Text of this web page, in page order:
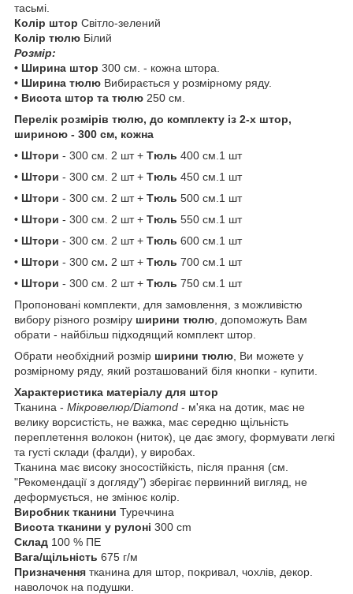
тасьмі.
Колір штор Світло-зелений
Колір тюлю Білий
Розмір:
• Ширина штор 300 см. - кожна штора.
• Ширина тюлю Вибирається у розмірному ряду.
• Висота штор та тюлю 250 см.
Перелік розмірів тюлю, до комплекту із 2-х штор,
шириною - 300 см, кожна
• Штори - 300 см. 2 шт + Тюль 400 см.1 шт
• Штори - 300 см. 2 шт + Тюль 450 см.1 шт
• Штори - 300 см. 2 шт + Тюль 500 см.1 шт
• Штори - 300 см. 2 шт + Тюль 550 см.1 шт
• Штори - 300 см. 2 шт + Тюль 600 см.1 шт
• Штори - 300 см. 2 шт + Тюль 700 см.1 шт
• Штори - 300 см. 2 шт + Тюль 750 см.1 шт
Пропоновані комплекти, для замовлення, з можливістю
вибору різного розміру ширини тюлю , допоможуть Вам
обрати - найбільш підходящий комплект штор.
Обрати необхідний розмір ширини тюлю , Ви можете у
розмірному ряду, який розташований біля кнопки - купити.
Характеристика матеріалу для штор
Тканина - Мікровелюр/Diamond - м'яка на дотик, має не
велику ворсистість, не важка, має середню щільність
переплетення волокон (ниток), це дає змогу, формувати легкі
та густі склади (фалди), у виробах.
Тканина має високу зносостійкість, після прання (см.
"Рекомендації з догляду") зберігає первинний вигляд, не
деформується, не змінює колір.
Виробник тканини Туреччина
Висота тканини у рулоні 300 cm
Склад 100 % ПЕ
Вага/щільність 675 г/м
Призначення тканина для штор, покривал, чохлів, декор.
наволочок на подушки.